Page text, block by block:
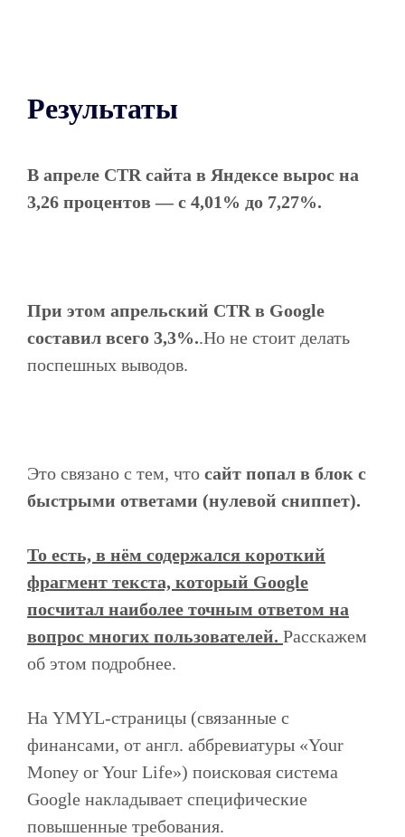
Результаты
В апреле CTR сайта в Яндексе вырос на
3,26 процентов — с 4,01% до 7,27%.
При этом апрельский CTR в Google
составил всего 3,3%..Но не стоит делать
поспешных выводов.
Это связано с тем, что сайт попал в блок с
быстрыми ответами (нулевой сниппет).
То есть, в нём содержался короткий
фрагмент текста, который Google
посчитал наиболее точным ответом на
вопрос многих пользователей. Расскажем
об этом подробнее.
На YMYL-страницы (связанные с
финансами, от англ. аббревиатуры «Your
Money or Your Life») поисковая система
Google накладывает специфические
повышенные требования.